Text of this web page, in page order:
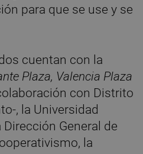
para que se use y se
cuentan con la
Plaza, Valencia Plaza
con Distrito
, la Universidad
General de
la